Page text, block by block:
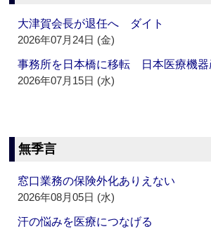
大津賀会長が退任へ ダイト
2026年07月24日 (金)
事務所を日本橋に移転 日本医療機器
2026年07月15日 (水)
無季言
窓口業務の保険外化ありえない
2026年08月05日 (水)
汗の悩みを医療につなげる